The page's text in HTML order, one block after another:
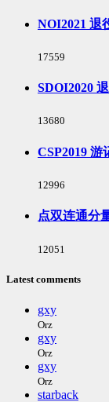
次
数:
NOI2021 退
浏
次
17559
SDOI2020
浏
次
数:
13680
CSP2019 游
浏
次
数:
12996
点双连通分
浏
次
12051
Latest comments
gxy
Orz
gxy
Orz
gxy
Orz
starback